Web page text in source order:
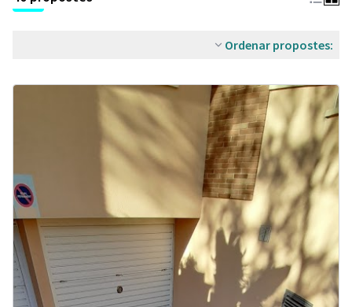
Ordenar propostes: